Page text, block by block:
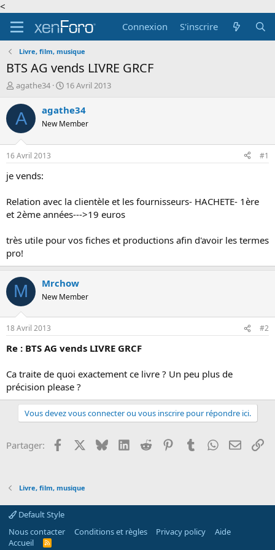
<
Connexion
S'inscrire
Livre, film, musique
BTS AG vends LIVRE GRCF
A
t
e
r
d
e
l
i
s
u
s
o
n
agathe34
D
t
d
é
16 Avril 2013
A agathe34
New Member
16 Avril 2013 #1
je vends:
Relation avec la clientèle et les fournisseurs- HACHETE- 1ère
et 2ème années--->19 euros
très utile pour vos fiches et productions afin d'avoir les termes
pro!
M Mrchow
New Member
18 Avril 2013 #2
Re : BTS AG vends LIVRE GRCF
Ca traite de quoi exactement ce livre ? Un peu plus de
précision please ?
Vous devez vous connecter ou vous inscrire pour répondre ici.
Partager: Facebook BlueskyLinkedInReddit PinterestTumblrWhatsApp
Email
Livre, film, musique
Default Style
Nous contacter
Conditions et règles Privacy policy
Aide
Accueil
R